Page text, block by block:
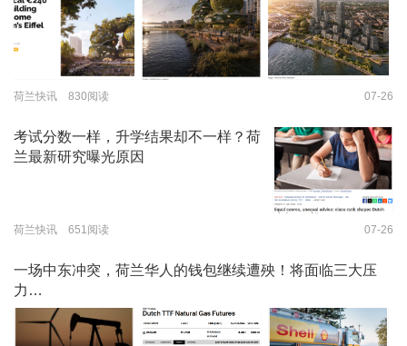
荷兰快讯 830阅读 07-26
考试分数一样，升学结果却不一样？荷
兰最新研究曝光原因
荷兰快讯 651阅读 07-26
一场中东冲突，荷兰华人的钱包继续遭殃！将面临三大压
力…